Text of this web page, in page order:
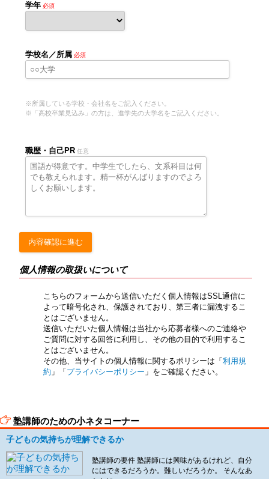
学年 必須
学校名／所属 必須
※所属している学校・会社名をご記入ください。
※「高校卒業見込み」の方は、進学先の大学名をご記入ください。
職歴・自己PR 任意
個人情報の取扱いについて
こちらのフォームから送信いただく個人情報はSSL通信に
よって暗号化され、保護されており、第三者に漏洩するこ
とはございません。
送信いただいた個人情報は当社から応募者様へのご連絡や
ご質問に対する回答に利用し、その他の目的で利用するこ
とはございません。
その他、当サイトの個人情報に関するポリシーは「利用規
約 」「 プライバシーポリシー 」をご確認ください。
塾講師のための小ネタコーナー
子どもの気持ちが理解できるか
塾講師の要件 塾講師には興味があるけれど、自分
にはできるだろうか。難しいだろうか。 そんなあ